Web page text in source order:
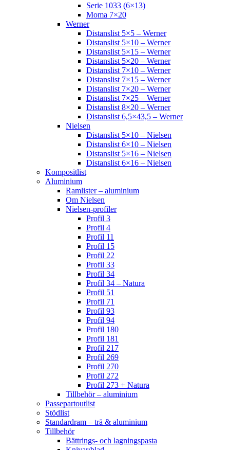
Serie 1033 (6×13)
Moma 7×20
Werner
Distanslist 5×5 – Werner
Distanslist 5×10 – Werner
Distanslist 5×15 – Werner
Distanslist 5×20 – Werner
Distanslist 7×10 – Werner
Distanslist 7×15 – Werner
Distanslist 7×20 – Werner
Distanslist 7×25 – Werner
Distanslist 8×20 – Werner
Distanslist 6,5×43,5 – Werner
Nielsen
Distanslist 5×10 – Nielsen
Distanslist 6×10 – Nielsen
Distanslist 5×16 – Nielsen
Distanslist 6×16 – Nielsen
Kompositlist
Aluminium
Ramlister – aluminium
Om Nielsen
Nielsen-profiler
Profil 3
Profil 4
Profil 11
Profil 15
Profil 22
Profil 33
Profil 34
Profil 34 – Natura
Profil 51
Profil 71
Profil 93
Profil 94
Profil 180
Profil 181
Profil 217
Profil 269
Profil 270
Profil 272
Profil 273 + Natura
Tillbehör – aluminium
Passepartoutlist
Stödlist
Standardram – trä & aluminium
Tillbehör
Bättrings- och lagningspasta